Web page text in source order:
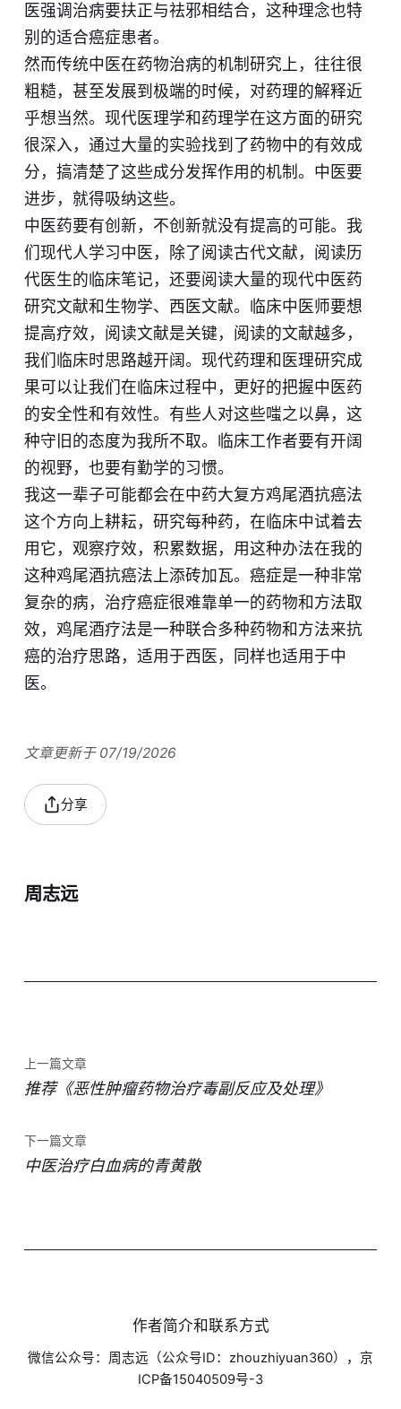
医强调治病要扶正与祛邪相结合，这种理念也特
别的适合癌症患者。
然而传统中医在药物治病的机制研究上，往往很
粗糙，甚至发展到极端的时候，对药理的解释近
乎想当然。现代医理学和药理学在这方面的研究
很深入，通过大量的实验找到了药物中的有效成
分，搞清楚了这些成分发挥作用的机制。中医要
进步，就得吸纳这些。
中医药要有创新，不创新就没有提高的可能。我
们现代人学习中医，除了阅读古代文献，阅读历
代医生的临床笔记，还要阅读大量的现代中医药
研究文献和生物学、西医文献。临床中医师要想
提高疗效，阅读文献是关键，阅读的文献越多，
我们临床时思路越开阔。现代药理和医理研究成
果可以让我们在临床过程中，更好的把握中医药
的安全性和有效性。有些人对这些嗤之以鼻，这
种守旧的态度为我所不取。临床工作者要有开阔
的视野，也要有勤学的习惯。
我这一辈子可能都会在中药大复方鸡尾酒抗癌法
这个方向上耕耘，研究每种药，在临床中试着去
用它，观察疗效，积累数据，用这种办法在我的
这种鸡尾酒抗癌法上添砖加瓦。癌症是一种非常
复杂的病，治疗癌症很难靠单一的药物和方法取
效，鸡尾酒疗法是一种联合多种药物和方法来抗
癌的治疗思路，适用于西医，同样也适用于中
医。
文章更新于 07/19/2026
分享
周志远
上一篇文章
推荐《恶性肿瘤药物治疗毒副反应及处理》
下一篇文章
中医治疗白血病的青黄散
作者简介和联系方式
微信公众号：周志远（公众号ID：zhouzhiyuan360），京
ICP备15040509号-3